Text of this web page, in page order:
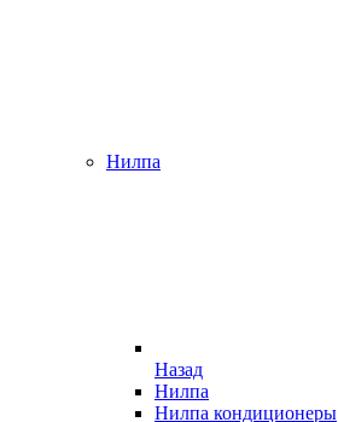
Нилпа
Назад
Нилпа
Нилпа кондиционеры